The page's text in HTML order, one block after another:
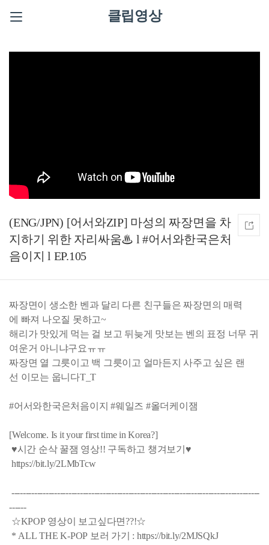
클립영상
(ENG/JPN) [어서와ZIP] 마성의 짜장면을 차
지하기 위한 자리싸움♨ l #어서와한국은처
음이지 l EP.105
짜장면이 생소한 벤과 달리 다른 친구들은 짜장면의 매력
에 빠져 나오질 못하고~
해리가 맛있게 먹는 걸 보고 뒤늦게 맛보는 벤의 표정 너무 귀
여운거 아니냐구요ㅠㅠ
짜장면 열 그릇이고 백 그릇이고 얼마든지 사주고 싶은 랜
선 이모는 웁니다T_T
#어서와한국은처음이지 #웨일즈 #올더케이잼
[Welcome. Is it your first time in Korea?]
♥시간 순삭 꿀잼 영상!! 구독하고 챙겨보기♥
https://bit.ly/2LMbTcw
---------------------------------------------------------------------------------------
------
☆KPOP 영상이 보고싶다면??!☆
* ALL THE K-POP 보러 가기 : https://bit.ly/2MJSQkJ